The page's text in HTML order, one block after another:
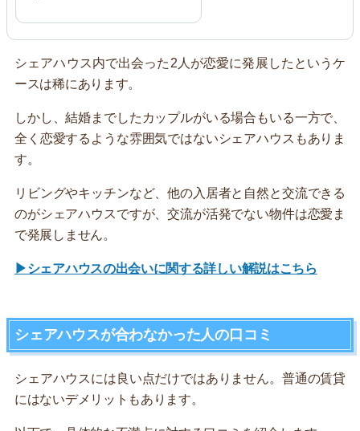
シェアハウス内で出会った2人が恋愛に発展したというケ
ースは稀にあります。
しかし、結婚までしたカップルがいる場合もいる一方で、
全く恋愛するような雰囲気ではないシェアハウスもありま
す。
リビングやキッチンなど、他の入居者と自然と交流できる
のがシェアハウスですが、交流が活発でない物件は恋愛ま
で発展しません。
▶シェアハウスの出会いに関する詳しい解説はこちら
シェアハウスが合わなかった人の口コミ
シェアハウスには良い点だけではありません。普通の賃貸
にはないデメリットもあります。